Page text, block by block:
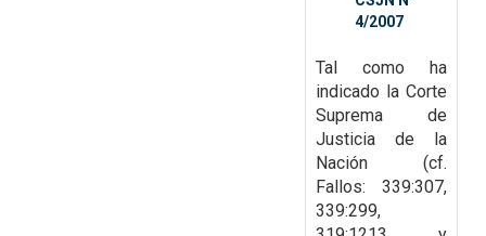
4/2007
Tal como ha
indicado la Corte
Suprema de
Justicia de la
Nación (cf.
Fallos: 339:307,
339:299,